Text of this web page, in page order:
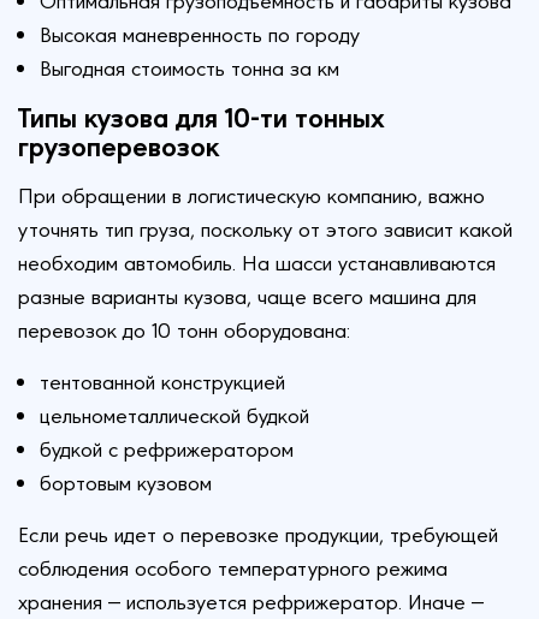
Высокая маневренность по городу
Выгодная стоимость тонна за км
Типы кузова для 10-ти тонных
грузоперевозок
При обращении в логистическую компанию, важно
уточнять тип груза, поскольку от этого зависит какой
необходим автомобиль. На шасси устанавливаются
разные варианты кузова, чаще всего машина для
перевозок до 10 тонн оборудована:
тентованной конструкцией
цельнометаллической будкой
будкой с рефрижератором
бортовым кузовом
Если речь идет о перевозке продукции, требующей
соблюдения особого температурного режима
хранения — используется рефрижератор. Иначе —